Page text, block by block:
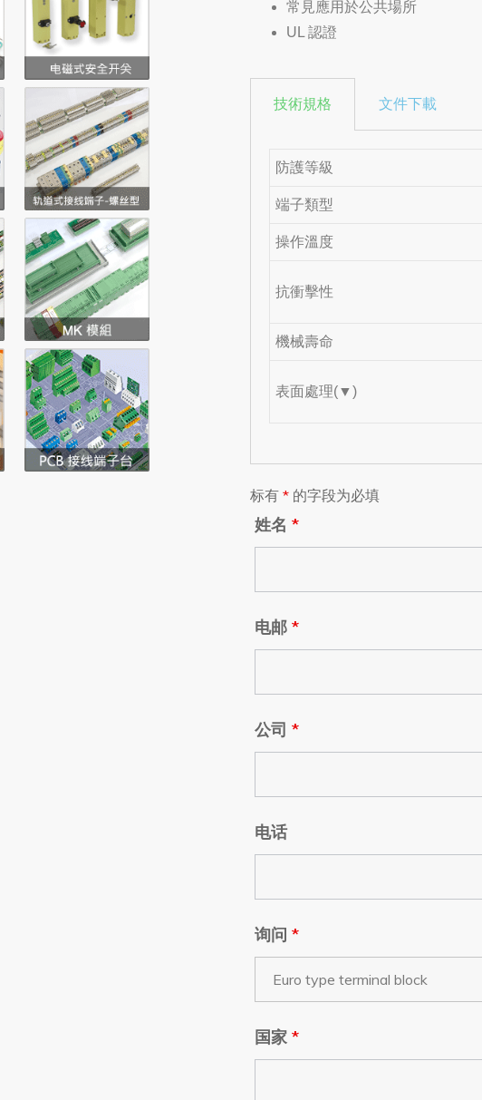
常見應用於公共場所
UL 認證
技術規格 文件下載
防護等級
端子類型
操作溫度
抗衝擊性
機械壽命
表面處理(▼)
标有 * 的字段为必填
姓名 *
电邮 *
公司 *
电话
询问 *
国家 *